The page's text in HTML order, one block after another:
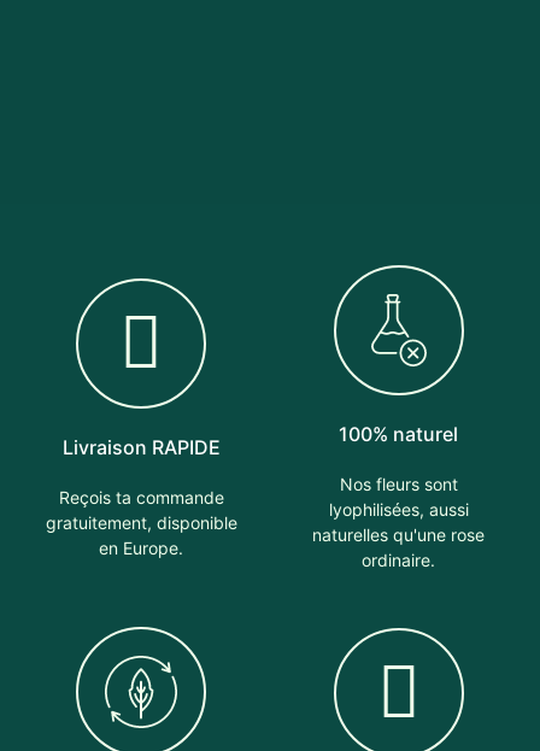
Livraison RAPIDE
Reçois ta commande
gratuitement, disponible
en Europe.
100% naturel
Nos fleurs sont
lyophilisées, aussi
naturelles qu'une rose
ordinaire.